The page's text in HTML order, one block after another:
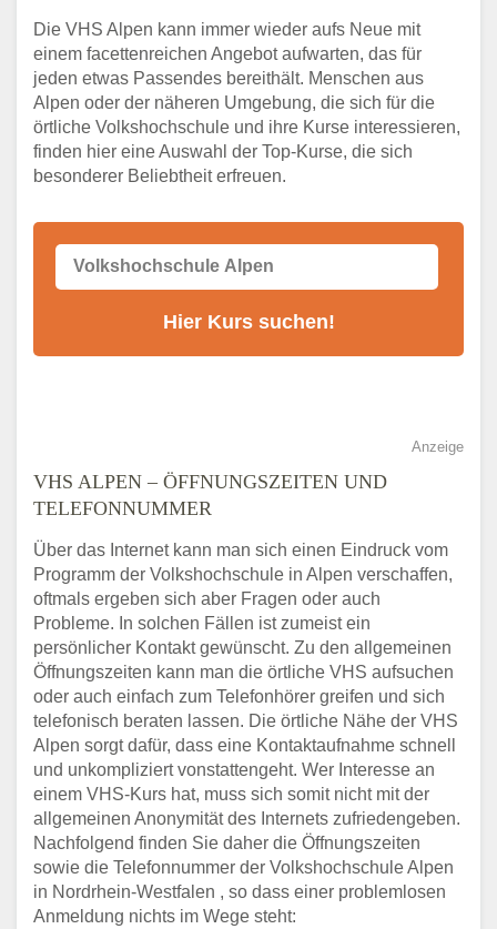
VHS Alpen Kurse
VHS Alpen – Öffnungszeiten und
Telefonnummer
Stellenangebote der Volkshochschule Alpen
Online-Kurse – Alternative Angebote zum
VHS-Kurs
Die VHS Alpen kann immer wieder aufs Neue mit
einem facettenreichen Angebot aufwarten, das für
jeden etwas Passendes bereithält. Menschen aus
Alpen oder der näheren Umgebung, die sich für die
örtliche Volkshochschule und ihre Kurse interessieren,
finden hier eine Auswahl der Top-Kurse, die sich
besonderer Beliebtheit erfreuen.
Anzeige
VHS ALPEN – ÖFFNUNGSZEITEN UND
TELEFONNUMMER
Über das Internet kann man sich einen Eindruck vom
Programm der Volkshochschule in Alpen verschaffen,
oftmals ergeben sich aber Fragen oder auch
Probleme. In solchen Fällen ist zumeist ein
persönlicher Kontakt gewünscht. Zu den allgemeinen
Öffnungszeiten kann man die örtliche VHS aufsuchen
oder auch einfach zum Telefonhörer greifen und sich
telefonisch beraten lassen. Die örtliche Nähe der VHS
Alpen sorgt dafür, dass eine Kontaktaufnahme schnell
und unkompliziert vonstattengeht. Wer Interesse an
einem VHS-Kurs hat, muss sich somit nicht mit der
allgemeinen Anonymität des Internets zufriedengeben.
Nachfolgend finden Sie daher die Öffnungszeiten
sowie die Telefonnummer der Volkshochschule Alpen
in Nordrhein-Westfalen , so dass einer problemlosen
Anmeldung nichts im Wege steht: